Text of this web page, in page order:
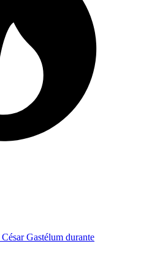
Gastélum durante